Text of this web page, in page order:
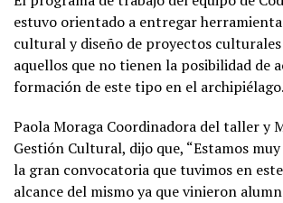
estuvo orientado a entregar
cultural y diseño de proyectos
aquellos que no tienen la posibilidad de
formación de este tipo en el archipiélago.
Paola Moraga Coordinadora del taller y
Gestión Cultural, dijo que, “Estamos
la gran convocatoria que tuvimos en
alcance del mismo ya que vinieron